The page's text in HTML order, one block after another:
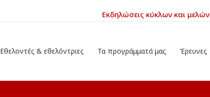
Εκδηλώσεις κύκλων και μελών
Εθελοντές & εθελόντριες Τα προγράμματά μας Έρευνες
Τα προγράμματά μας Έρευνες Νέα